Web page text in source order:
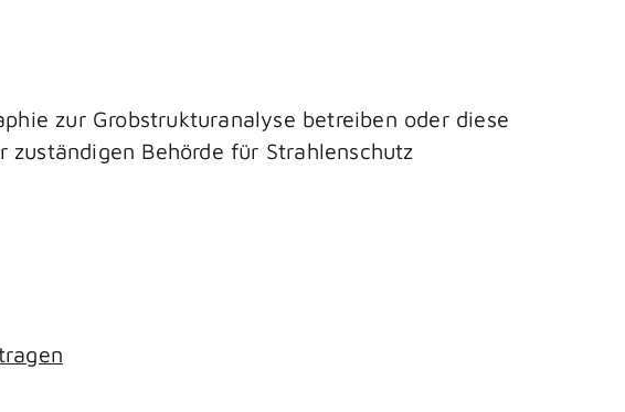
zur Grobstrukturanalyse betreiben oder diese
Behörde für Strahlenschutz